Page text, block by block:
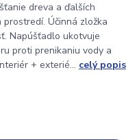
dreva a ďalších
Účinná zložka
Napúšťadlo ukotvuje
proti prenikaniu vody a
+ exterié... celý popis